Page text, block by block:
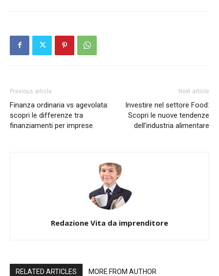
Previous article
Finanza ordinaria vs agevolata:
scopri le differenze tra
finanziamenti per imprese
Next article
Investire nel settore Food:
Scopri le nuove tendenze
dell’industria alimentare
Redazione Vita da imprenditore
RELATED ARTICLES MORE FROM AUTHOR